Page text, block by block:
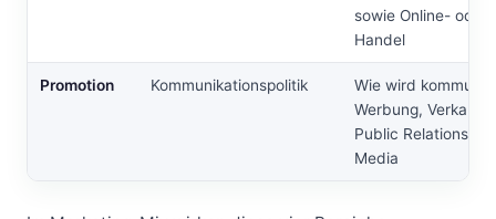
sowie Online- oder
Handel
Promotion Kommunikationspolitik
Wie wird
Werbung,
Public Relations
Media